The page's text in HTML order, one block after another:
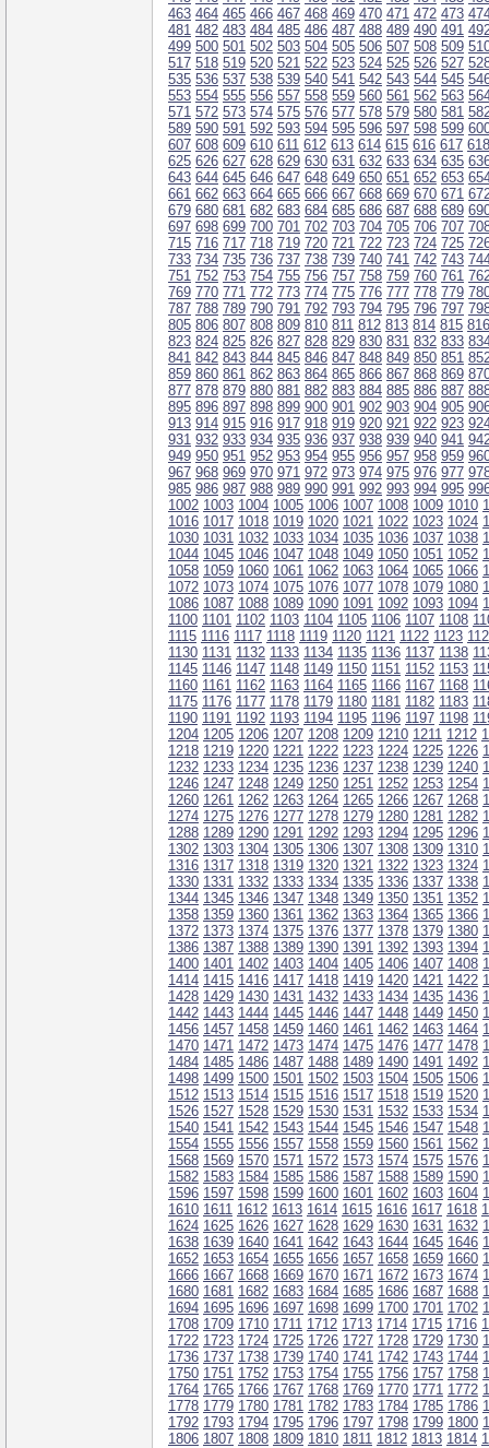
463 464 465 466 467 468 469 470 471 472 473
481 482 483 484 485 486 487 488 489 490 491
499 500 501 502 503 504 505 506 507 508 509
517 518 519 520 521 522 523 524 525 526 527
535 536 537 538 539 540 541 542 543 544 545
553 554 555 556 557 558 559 560 561 562 563
571 572 573 574 575 576 577 578 579 580 581
589 590 591 592 593 594 595 596 597 598 599
607 608 609 610 611 612 613 614 615 616 617 618
625 626 627 628 629 630 631 632 633 634 635
643 644 645 646 647 648 649 650 651 652 653
661 662 663 664 665 666 667 668 669 670 671
679 680 681 682 683 684 685 686 687 688 689
697 698 699 700 701 702 703 704 705 706 707
715 716 717 718 719 720 721 722 723 724 725
733 734 735 736 737 738 739 740 741 742 743
751 752 753 754 755 756 757 758 759 760 761
769 770 771 772 773 774 775 776 777 778 779
787 788 789 790 791 792 793 794 795 796 797
805 806 807 808 809 810 811 812 813 814 815 816
823 824 825 826 827 828 829 830 831 832 833
841 842 843 844 845 846 847 848 849 850 851
859 860 861 862 863 864 865 866 867 868 869
877 878 879 880 881 882 883 884 885 886 887
895 896 897 898 899 900 901 902 903 904 905
913 914 915 916 917 918 919 920 921 922 923
931 932 933 934 935 936 937 938 939 940 941
949 950 951 952 953 954 955 956 957 958 959
967 968 969 970 971 972 973 974 975 976 977
985 986 987 988 989 990 991 992 993 994 995
1002 1003 1004 1005 1006 1007 1008 1009 1010
1016 1017 1018 1019 1020 1021 1022 1023 1024
1030 1031 1032 1033 1034 1035 1036 1037 1038
1044 1045 1046 1047 1048 1049 1050 1051 1052
1058 1059 1060 1061 1062 1063 1064 1065 1066
1072 1073 1074 1075 1076 1077 1078 1079 1080
1086 1087 1088 1089 1090 1091 1092 1093 1094
1100 1101 1102 1103 1104 1105 1106 1107 1108
1115 1116 1117 1118 1119 1120 1121 1122 1123
1130 1131 1132 1133 1134 1135 1136 1137 1138
1145 1146 1147 1148 1149 1150 1151 1152 1153
1160 1161 1162 1163 1164 1165 1166 1167 1168
1175 1176 1177 1178 1179 1180 1181 1182 1183
1190 1191 1192 1193 1194 1195 1196 1197 1198
1204 1205 1206 1207 1208 1209 1210 1211 1212
1218 1219 1220 1221 1222 1223 1224 1225 1226
1232 1233 1234 1235 1236 1237 1238 1239 1240
1246 1247 1248 1249 1250 1251 1252 1253 1254
1260 1261 1262 1263 1264 1265 1266 1267 1268
1274 1275 1276 1277 1278 1279 1280 1281 1282
1288 1289 1290 1291 1292 1293 1294 1295 1296
1302 1303 1304 1305 1306 1307 1308 1309 1310
1316 1317 1318 1319 1320 1321 1322 1323 1324
1330 1331 1332 1333 1334 1335 1336 1337 1338
1344 1345 1346 1347 1348 1349 1350 1351 1352
1358 1359 1360 1361 1362 1363 1364 1365 1366
1372 1373 1374 1375 1376 1377 1378 1379 1380
1386 1387 1388 1389 1390 1391 1392 1393 1394
1400 1401 1402 1403 1404 1405 1406 1407 1408
1414 1415 1416 1417 1418 1419 1420 1421 1422
1428 1429 1430 1431 1432 1433 1434 1435 1436
1442 1443 1444 1445 1446 1447 1448 1449 1450
1456 1457 1458 1459 1460 1461 1462 1463 1464
1470 1471 1472 1473 1474 1475 1476 1477 1478
1484 1485 1486 1487 1488 1489 1490 1491 1492
1498 1499 1500 1501 1502 1503 1504 1505 1506
1512 1513 1514 1515 1516 1517 1518 1519 1520
1526 1527 1528 1529 1530 1531 1532 1533 1534
1540 1541 1542 1543 1544 1545 1546 1547 1548
1554 1555 1556 1557 1558 1559 1560 1561 1562
1568 1569 1570 1571 1572 1573 1574 1575 1576
1582 1583 1584 1585 1586 1587 1588 1589 1590
1596 1597 1598 1599 1600 1601 1602 1603 1604
1610 1611 1612 1613 1614 1615 1616 1617 1618
1624 1625 1626 1627 1628 1629 1630 1631 1632
1638 1639 1640 1641 1642 1643 1644 1645 1646
1652 1653 1654 1655 1656 1657 1658 1659 1660
1666 1667 1668 1669 1670 1671 1672 1673 1674
1680 1681 1682 1683 1684 1685 1686 1687 1688
1694 1695 1696 1697 1698 1699 1700 1701 1702
1708 1709 1710 1711 1712 1713 1714 1715 1716
1722 1723 1724 1725 1726 1727 1728 1729 1730
1736 1737 1738 1739 1740 1741 1742 1743 1744
1750 1751 1752 1753 1754 1755 1756 1757 1758
1764 1765 1766 1767 1768 1769 1770 1771 1772
1778 1779 1780 1781 1782 1783 1784 1785 1786
1792 1793 1794 1795 1796 1797 1798 1799 1800
1806 1807 1808 1809 1810 1811 1812 1813 1814